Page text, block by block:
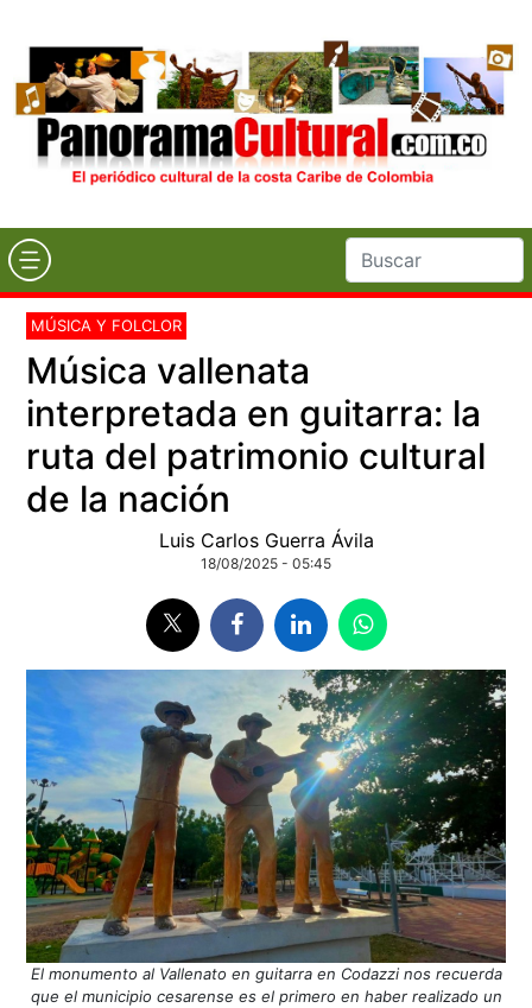
MÚSICA Y FOLCLOR
Música vallenata
interpretada en guitarra: la
ruta del patrimonio cultural
de la nación
Luis Carlos Guerra Ávila
18/08/2025 - 05:45
El monumento al Vallenato en guitarra en Codazzi nos recuerda
que el municipio cesarense es el primero en haber realizado un